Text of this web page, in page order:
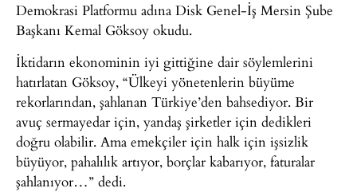
Demokrasi Platformu adına Disk Genel-İş Mersin Şube
Başkanı Kemal Göksoy okudu.
İktidarın ekonominin iyi gittiğine dair söylemlerini
hatırlatan Göksoy, “Ülkeyi yönetenlerin büyüme
rekorlarından, şahlanan Türkiye’den bahsediyor. Bir
avuç sermayedar için, yandaş şirketler için dedikleri
doğru olabilir. Ama emekçiler için halk için işsizlik
büyüyor, pahalılık artıyor, borçlar kabarıyor, faturalar
şahlanıyor…” dedi.